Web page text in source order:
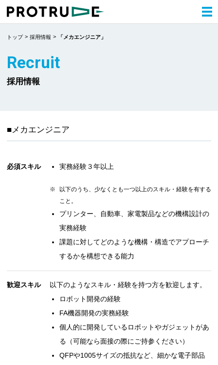
トップ 採用情報 「メカエンジニア」
Recruit
採用情報
■メカエンジニア
必須スキル 実務経験３年以上
以下のうち、少なくとも一つ以上のスキル・経験を有する
こと。
プリンター、自動車、家電製品などの機構設計の
実務経験
課題に対してどのような機構・構造でアプローチ
するかを構想できる能力
歓迎スキル
以下のようなスキル・経験を持つ方を歓迎します。
ロボット開発の経験
FA機器開発の実務経験
個人的に開発しているロボットやガジェットがあ
る（可能なら面接の際にご持参ください）
QFPや1005サイズの抵抗など、細かな電子部品